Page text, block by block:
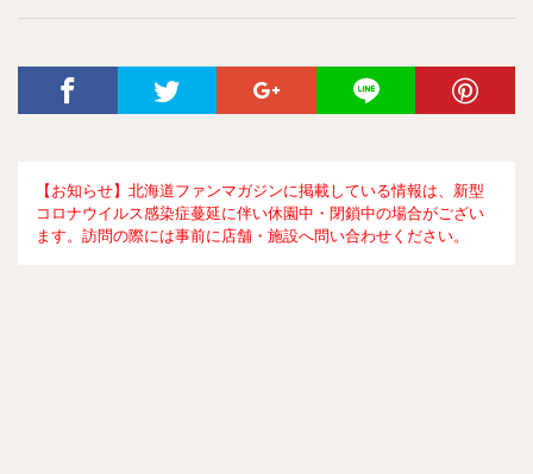
【お知らせ】北海道ファンマガジンに掲載している情報は、新型
コロナウイルス感染症蔓延に伴い休園中・閉鎖中の場合がござい
ます。訪問の際には事前に店舗・施設へ問い合わせください。